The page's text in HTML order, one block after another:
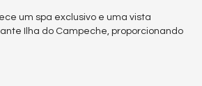
um spa exclusivo e uma vista
Ilha do Campeche, proporcionando